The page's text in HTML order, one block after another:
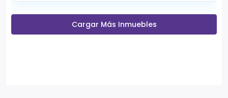
Cargar Más Inmuebles